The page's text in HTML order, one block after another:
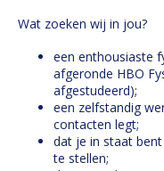
Wat zoeken wij in jou?
een enthousiaste
afgeronde HBO
afgestudeerd);
een zelfstandig
contacten legt;
dat je in staat
te stellen;